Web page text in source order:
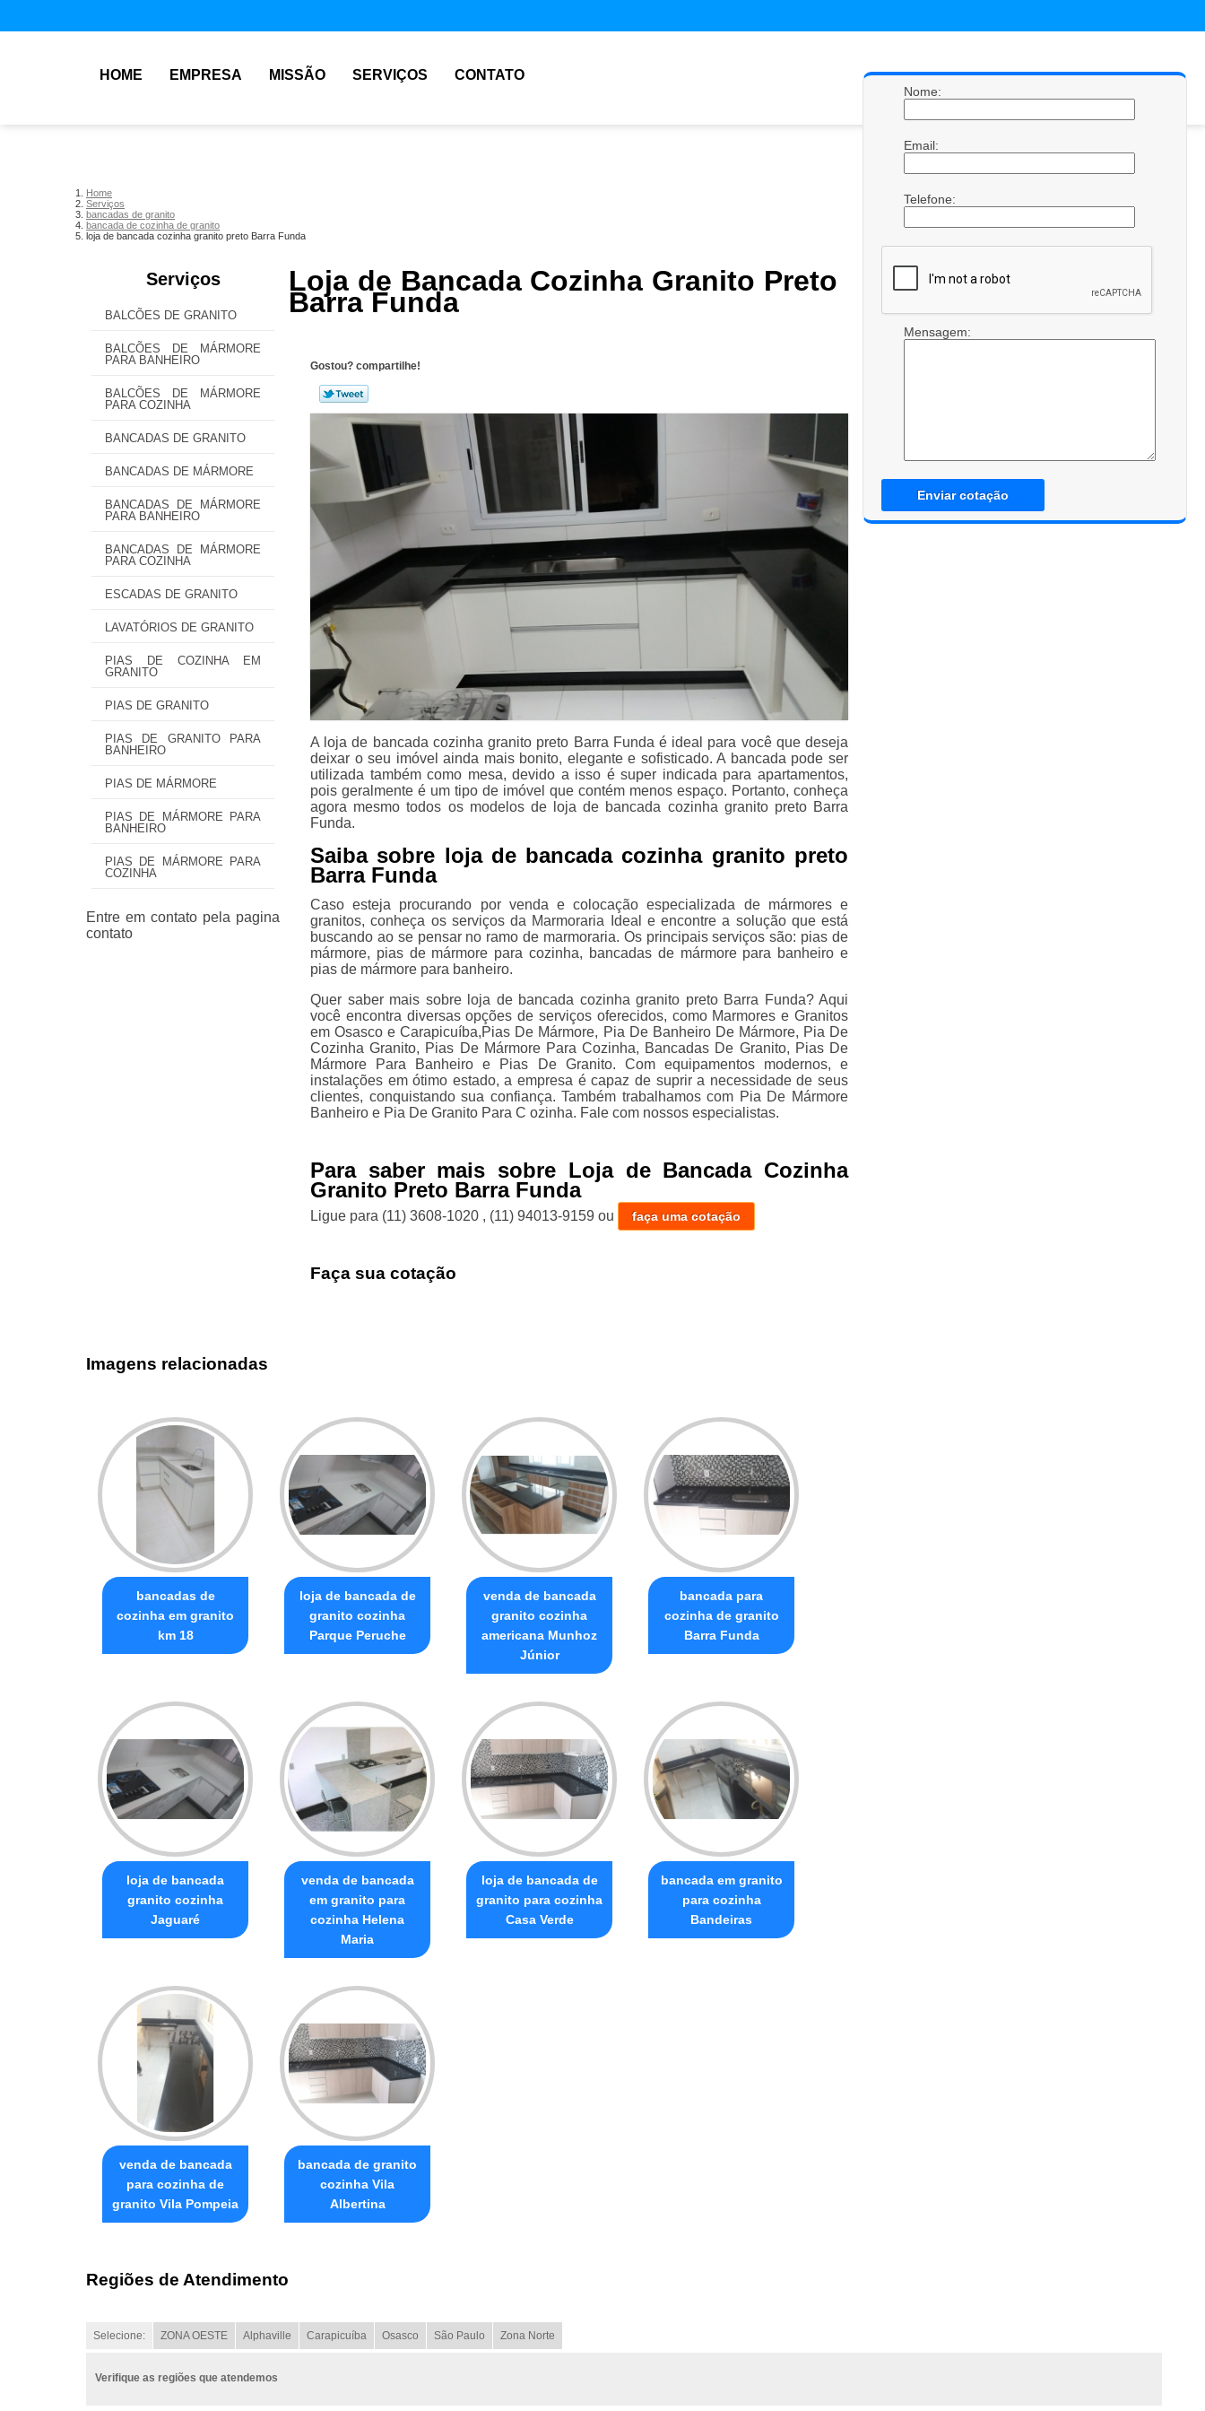
HOME EMPRESA MISSÃO SERVIÇOS CONTATO
Home
Serviços
bancadas de granito
bancada de cozinha de granito
loja de bancada cozinha granito preto Barra Funda
Serviços
BALCÕES DE GRANITO
BALCÕES DE MÁRMORE
PARA BANHEIRO
BALCÕES DE MÁRMORE
PARA COZINHA
BANCADAS DE GRANITO
BANCADAS DE MÁRMORE
BANCADAS DE MÁRMORE
PARA BANHEIRO
BANCADAS DE MÁRMORE
PARA COZINHA
ESCADAS DE GRANITO
LAVATÓRIOS DE GRANITO
PIAS DE COZINHA EM
GRANITO
PIAS DE GRANITO
PIAS DE GRANITO PARA
BANHEIRO
PIAS DE MÁRMORE
PIAS DE MÁRMORE PARA
BANHEIRO
PIAS DE MÁRMORE PARA
COZINHA
Loja de Bancada Cozinha Granito Preto
Barra Funda
Gostou? compartilhe!
A loja de bancada cozinha granito preto Barra Funda é ideal para você que deseja
deixar o seu imóvel ainda mais bonito, elegante e sofisticado. A bancada pode ser
utilizada também como mesa, devido a isso é super indicada para apartamentos,
pois geralmente é um tipo de imóvel que contém menos espaço. Portanto, conheça
agora mesmo todos os modelos de loja de bancada cozinha granito preto Barra
Funda.
Saiba sobre loja de bancada cozinha granito preto
Barra Funda
Caso esteja procurando por venda e colocação especializada de mármores e
granitos, conheça os serviços da Marmoraria Ideal e encontre a solução que está
buscando ao se pensar no ramo de marmoraria. Os principais serviços são: pias de
mármore, pias de mármore para cozinha, bancadas de mármore para banheiro e
pias de mármore para banheiro.
Quer saber mais sobre loja de bancada cozinha granito preto Barra Funda? Aqui
você encontra diversas opções de serviços oferecidos, como Marmores e Granitos
em Osasco e Carapicuíba,Pias De Mármore, Pia De Banheiro De Mármore, Pia De
Cozinha Granito, Pias De Mármore Para Cozinha, Bancadas De Granito, Pias De
Mármore Para Banheiro e Pias De Granito. Com equipamentos modernos, e
instalações em ótimo estado, a empresa é capaz de suprir a necessidade de seus
clientes, conquistando sua confiança. Também trabalhamos com Pia De Mármore
Banheiro e Pia De Granito Para C ozinha. Fale com nossos especialistas.
Para saber mais sobre Loja de Bancada Cozinha
Granito Preto Barra Funda
Ligue para (11) 3608-1020 , (11) 94013-9159 ou faça uma cotação
Faça sua cotação
Nome:
Email:
Telefone:
Mensagem:
Enviar cotação
Imagens relacionadas
bancadas de
cozinha em granito
km 18
loja de bancada de
granito cozinha
Parque Peruche
venda de bancada
granito cozinha
americana Munhoz
Júnior
bancada para
cozinha de granito
Barra Funda
loja de bancada
granito cozinha
Jaguaré
venda de bancada
em granito para
cozinha Helena
Maria
loja de bancada de
granito para cozinha
Casa Verde
bancada em granito
para cozinha
Bandeiras
venda de bancada
para cozinha de
granito Vila Pompeia
bancada de granito
cozinha Vila
Albertina
Regiões de Atendimento
Selecione: ZONA OESTE Alphaville Carapicuíba Osasco São Paulo Zona Norte
Verifique as regiões que atendemos